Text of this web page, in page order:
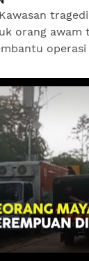
orang awam
Jalan...